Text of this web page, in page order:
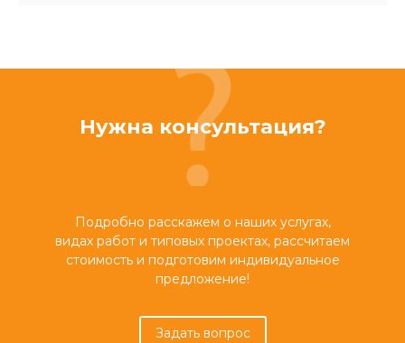
Нужна консультация?
Подробно расскажем о наших услугах,
видах работ и типовых проектах, рассчитаем
стоимость и подготовим индивидуальное
предложение!
Задать вопрос